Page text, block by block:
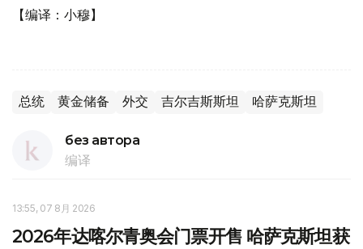
【编译：小穆】
总统 黄金储备 外交 吉尔吉斯斯坦 哈萨克斯坦
без автора
编译
13:55, 07 8月 2026
2026年达喀尔青奥会门票开售 哈萨克斯坦获